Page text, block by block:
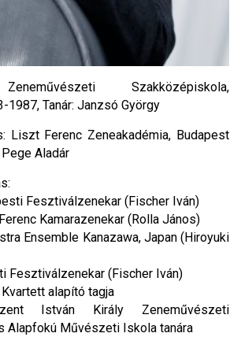
Szakközépiskola,
1987, Tanár: Janzsó György
Liszt Ferenc Zeneakadémia, Budapest
Aladár
Fesztiválzenekar (Fischer Iván)
Kamarazenekar (Rolla János)
Ensemble Kanazawa, Japan (Hiroyuki
Fesztiválzenekar (Fischer Iván)
alapító tagja
István Király Zeneművészeti
Alapfokú Művészeti Iskola tanára